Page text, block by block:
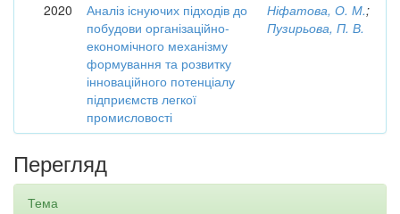
2020
Аналіз існуючих підходів до
побудови організаційно-
економічного механізму
формування та розвитку
інноваційного потенціалу
підприємств легкої
промисловості
Ніфатова, О. М.;
Пузирьова, П. В.
Перегляд
Тема